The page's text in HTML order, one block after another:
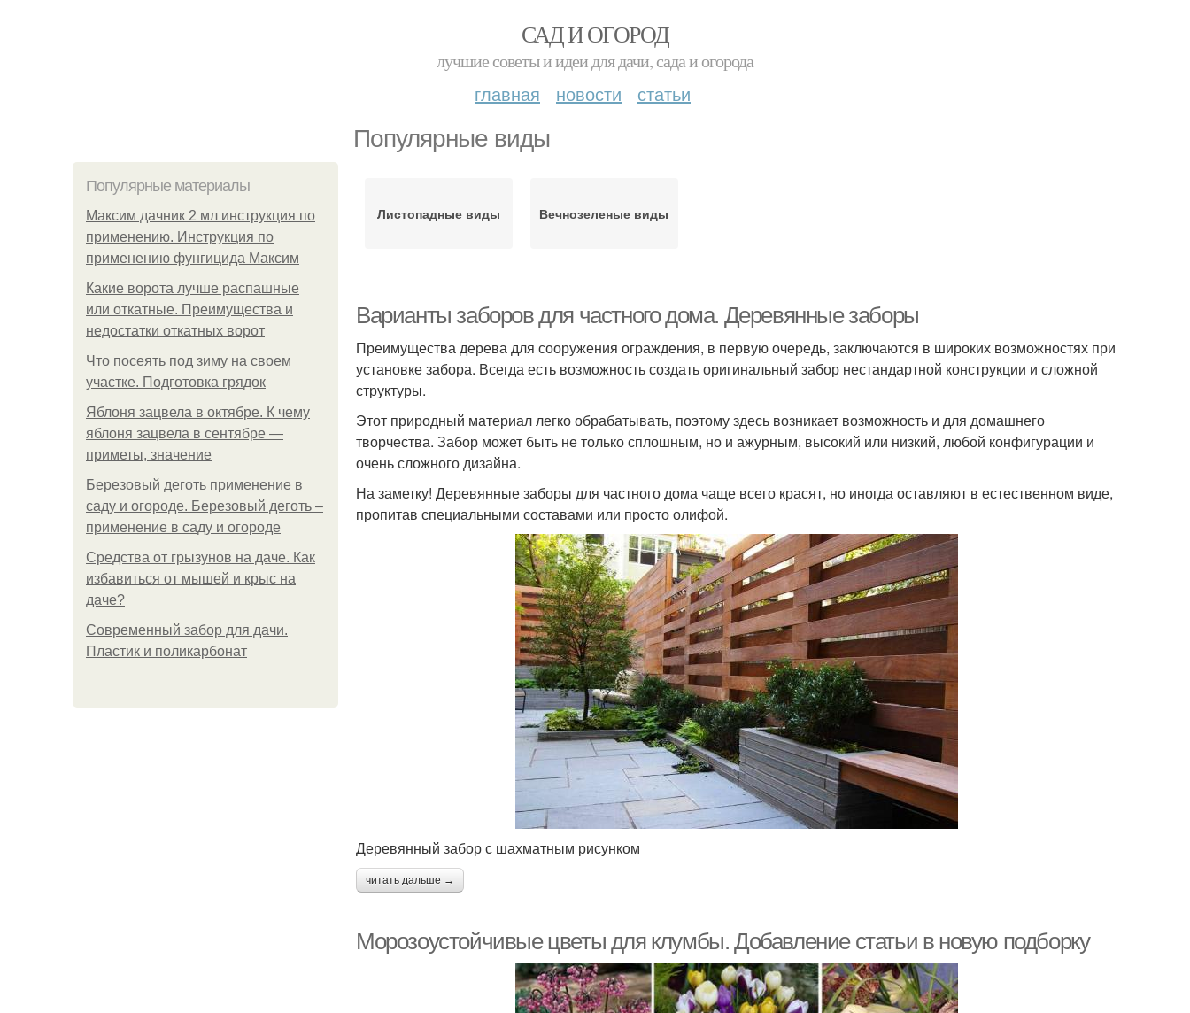
САД И ОГОРОД
лучшие советы и идеи для дачи, сада и огорода
главная новости статьи
Популярные виды
Популярные материалы
Максим дачник 2 мл инструкция по
применению. Инструкция по
применению фунгицида Максим
Какие ворота лучше распашные
или откатные. Преимущества и
недостатки откатных ворот
Что посеять под зиму на своем
участке. Подготовка грядок
Яблоня зацвела в октябре. К чему
яблоня зацвела в сентябре —
приметы, значение
Березовый деготь применение в
саду и огороде. Березовый деготь –
применение в саду и огороде
Средства от грызунов на даче. Как
избавиться от мышей и крыс на
даче?
Современный забор для дачи.
Пластик и поликарбонат
Листопадные виды Вечнозеленые виды
Варианты заборов для частного дома. Деревянные заборы
Преимущества дерева для сооружения ограждения, в первую очередь, заключаются в широких возможностях при
установке забора. Всегда есть возможность создать оригинальный забор нестандартной конструкции и сложной
структуры.
Этот природный материал легко обрабатывать, поэтому здесь возникает возможность и для домашнего
творчества. Забор может быть не только сплошным, но и ажурным, высокий или низкий, любой конфигурации и
очень сложного дизайна.
На заметку! Деревянные заборы для частного дома чаще всего красят, но иногда оставляют в естественном виде,
пропитав специальными составами или просто олифой.
Деревянный забор с шахматным рисунком
читать дальше →
Морозоустойчивые цветы для клумбы. Добавление статьи в новую подборку